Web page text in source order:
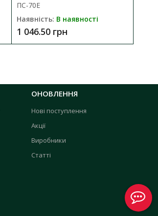
ПС-70Е
Наявність: В наявності
1 046.50 грн
ОНОВЛЕННЯ
Нові поступлення
Акції
Виробники
Статті